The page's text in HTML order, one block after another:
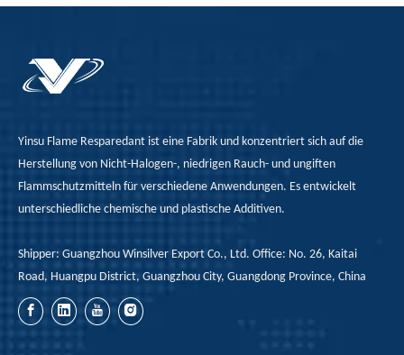
Yinsu Flame Resparedant ist eine Fabrik und konzentriert sich auf die
Herstellung von Nicht-Halogen-, niedrigen Rauch- und ungiften
Flammschutzmitteln für verschiedene Anwendungen. Es entwickelt
unterschiedliche chemische und plastische Additiven.
Shipper: Guangzhou Winsilver Export Co., Ltd. Office: No. 26, Kaitai
Road, Huangpu District, Guangzhou City, Guangdong Province, China